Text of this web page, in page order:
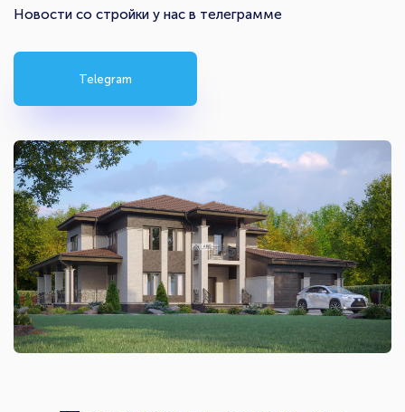
Новости со стройки у нас в телеграмме
Telegram